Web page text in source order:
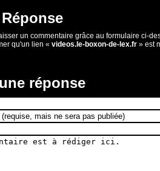
un commentaire grâce au formulaire ci-
qu'un lien « videos.le-boxon-de-lex.fr » est
réponse